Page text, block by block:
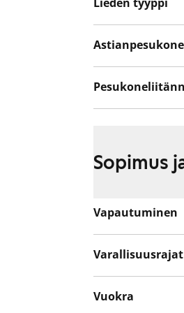
Astianpesukone
Sopimus
Vapautuminen
Varallisuusrajat
Vuokra